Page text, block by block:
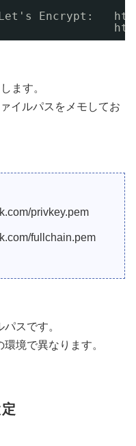
Encrypt:
ます。
イルパスをメモしてお
privkey.pem
fullchain.pem
スです。
境で異なります。